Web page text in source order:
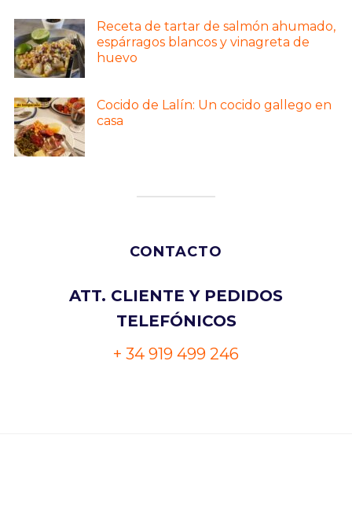
Receta de tartar de salmón ahumado,
espárragos blancos y vinagreta de
huevo
Cocido de Lalín: Un cocido gallego en
casa
CONTACTO
ATT. CLIENTE Y PEDIDOS
TELEFÓNICOS
+ 34 919 499 246